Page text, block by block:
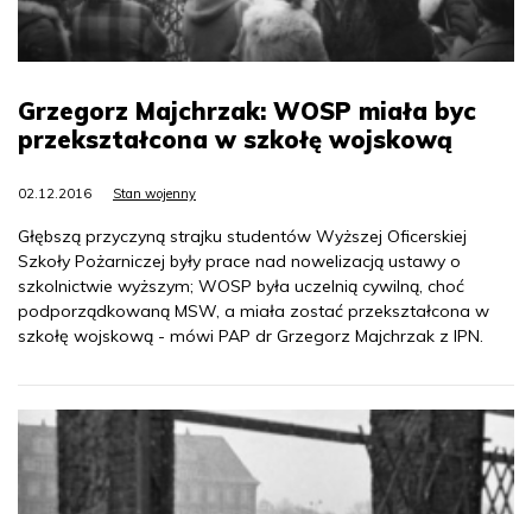
Grzegorz Majchrzak: WOSP miała byc
przekształcona w szkołę wojskową
02.12.2016 Stan wojenny
Głębszą przyczyną strajku studentów Wyższej Oficerskiej
Szkoły Pożarniczej były prace nad nowelizacją ustawy o
szkolnictwie wyższym; WOSP była uczelnią cywilną, choć
podporządkowaną MSW, a miała zostać przekształcona w
szkołę wojskową - mówi PAP dr Grzegorz Majchrzak z IPN.